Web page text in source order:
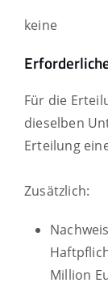
keine
Für die
dieselben
Erteilung
Zusätzlich:
Million